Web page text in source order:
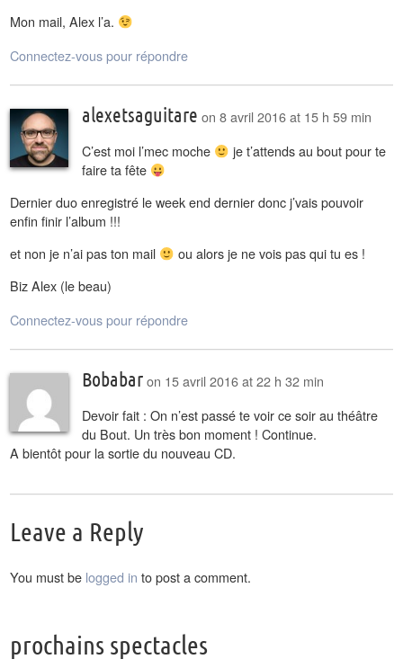
Mon mail, Alex l’a.
Connectez-vous pour répondre
alexetsaguitare on 8 avril 2016 at 15 h 59 min
C’est moi l’mec moche
je t’attends au bout pour te
faire ta fête
Dernier duo enregistré le week end dernier donc j’vais pouvoir
enfin finir l’album !!!
et non je n’ai pas ton mail
ou alors je ne vois pas qui tu es !
Biz Alex (le beau)
Connectez-vous pour répondre
Bobabar on 15 avril 2016 at 22 h 32 min
Devoir fait : On n’est passé te voir ce soir au théâtre
du Bout. Un très bon moment ! Continue.
A bientôt pour la sortie du nouveau CD.
Leave a Reply
You must be logged in to post a comment.
prochains spectacles